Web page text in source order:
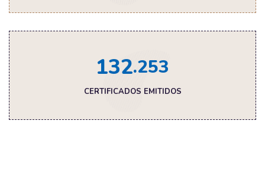
132.253
CERTIFICADOS EMITIDOS